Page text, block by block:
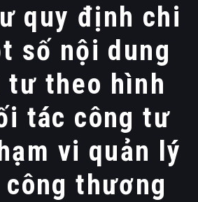
quy định chi
số nội dung
tư theo hình
tác công tư
vi quản lý
công thương